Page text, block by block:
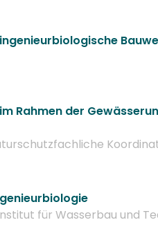
Rahmen der
für Wasserbau und